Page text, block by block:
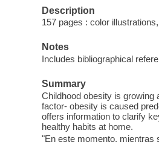
Description
157 pages : color
Notes
Includes bibliographical
Summary
Childhood obesity is growing
factor- obesity is caused
offers information to clarify
healthy habits at home.
"En este momento, mientras